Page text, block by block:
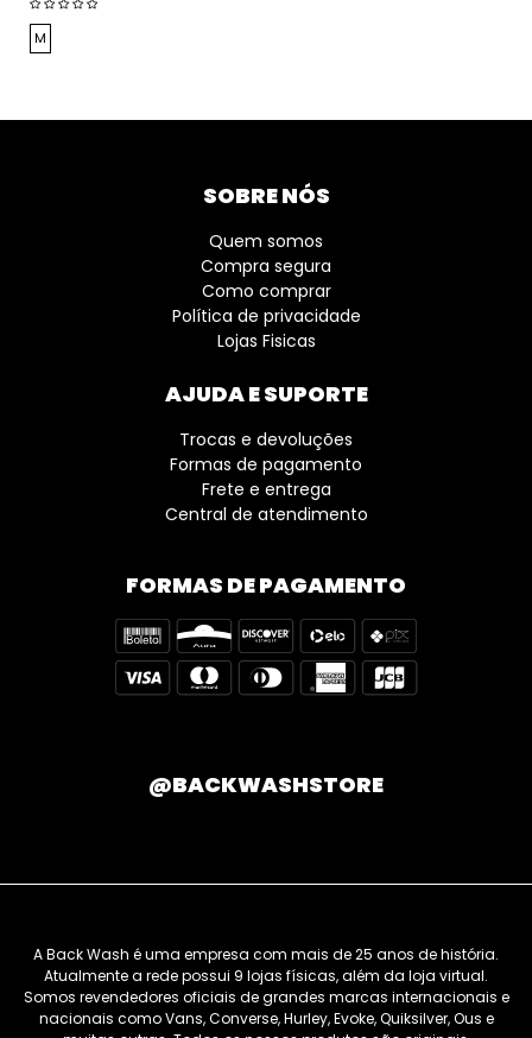
M
SOBRE NÓS
Quem somos
Compra segura
Como comprar
Política de privacidade
Lojas Fisicas
AJUDA E SUPORTE
Trocas e devoluções
Formas de pagamento
Frete e entrega
Central de atendimento
FORMAS DE PAGAMENTO
@BACKWASHSTORE
A Back Wash é uma empresa com mais de 25 anos de história.
Atualmente a rede possui 9 lojas físicas, além da loja virtual.
Somos revendedores oficiais de grandes marcas internacionais e
nacionais como Vans, Converse, Hurley, Evoke, Quiksilver, Ous e